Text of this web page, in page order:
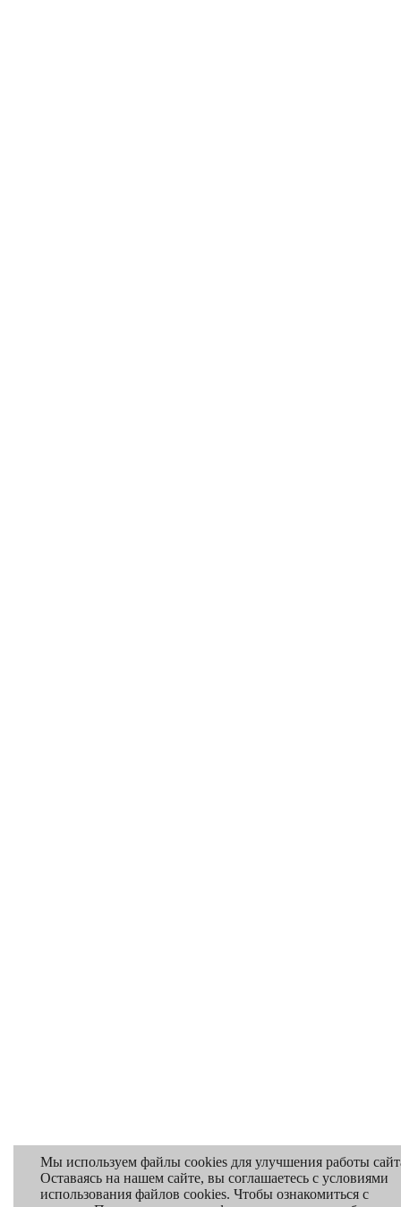
Мы используем файлы cookies для улучшения работы
Оставаясь на нашем сайте, вы соглашаетесь с условиями
использования файлов cookies. Чтобы ознакомиться с